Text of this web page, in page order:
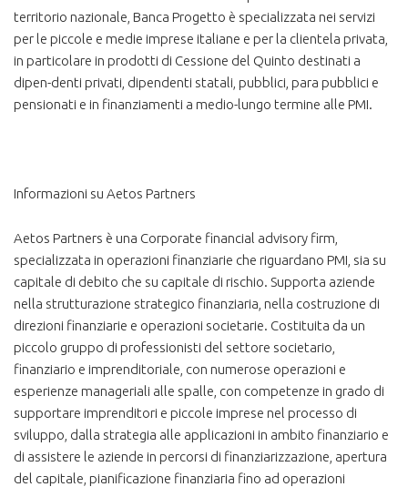
territorio nazionale, Banca Progetto è specializzata nei servizi
per le piccole e medie imprese italiane e per la clientela privata,
in particolare in prodotti di Cessione del Quinto destinati a
dipen-denti privati, dipendenti statali, pubblici, para pubblici e
pensionati e in finanziamenti a medio-lungo termine alle PMI.
Informazioni su Aetos Partners
Aetos Partners è una Corporate financial advisory firm,
specializzata in operazioni finanziarie che riguardano PMI, sia su
capitale di debito che su capitale di rischio. Supporta aziende
nella strutturazione strategico finanziaria, nella costruzione di
direzioni finanziarie e operazioni societarie. Costituita da un
piccolo gruppo di professionisti del settore societario,
finanziario e imprenditoriale, con numerose operazioni e
esperienze manageriali alle spalle, con competenze in grado di
supportare imprenditori e piccole imprese nel processo di
sviluppo, dalla strategia alle applicazioni in ambito finanziario e
di assistere le aziende in percorsi di finanziarizzazione, apertura
del capitale, pianificazione finanziaria fino ad operazioni